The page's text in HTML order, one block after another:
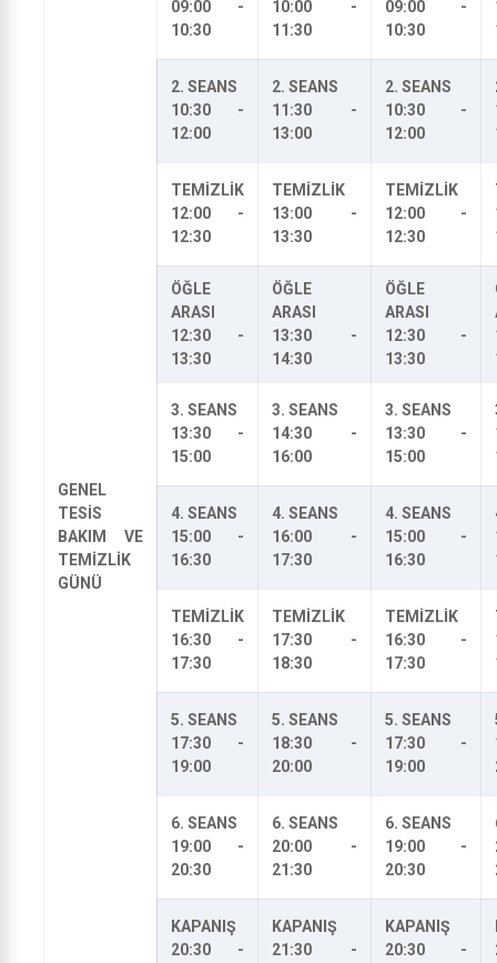
GENEL
TESİS
BAKIM VE
TEMİZLİK
GÜNÜ
09:00 -
10:30
10:00 -
11:30
09:00 -
10:30
2. SEANS
10:30 -
12:00
2. SEANS
11:30 -
13:00
2. SEANS
10:30 -
12:00
TEMİZLİK
12:00 -
12:30
TEMİZLİK
13:00 -
13:30
TEMİZLİK
12:00 -
12:30
ÖĞLE
ARASI
12:30 -
13:30
ÖĞLE
ARASI
13:30 -
14:30
ÖĞLE
ARASI
12:30 -
13:30
3. SEANS
13:30 -
15:00
3. SEANS
14:30 -
16:00
3. SEANS
13:30 -
15:00
4. SEANS
15:00 -
16:30
4. SEANS
16:00 -
17:30
4. SEANS
15:00 -
16:30
TEMİZLİK
16:30 -
17:30
TEMİZLİK
17:30 -
18:30
TEMİZLİK
16:30 -
17:30
5. SEANS
17:30 -
19:00
5. SEANS
18:30 -
20:00
5. SEANS
17:30 -
19:00
6. SEANS
19:00 -
20:30
6. SEANS
20:00 -
21:30
6. SEANS
19:00 -
20:30
KAPANIŞ
20:30 -
KAPANIŞ
21:30 -
KAPANIŞ
20:30 -